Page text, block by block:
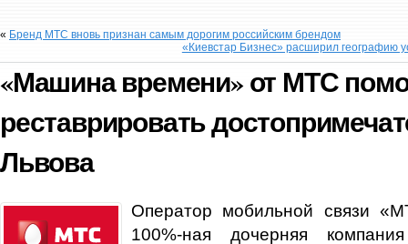
« Бренд МТС вновь признан самым дорогим российским брендом
«Киевстар Бизнес» расширил географию
«Машина времени» от МТС
реставрировать
Львова
Оператор мобильной связи
100%-ная дочерняя